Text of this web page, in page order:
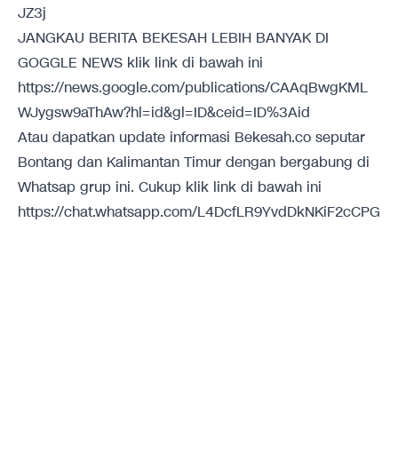
JZ3j
JANGKAU BERITA BEKESAH LEBIH BANYAK DI
GOGGLE NEWS klik link di bawah ini
https://news.google.com/publications/CAAqBwgKML
WJygsw9aThAw?hl=id&gl=ID&ceid=ID%3Aid
Atau dapatkan update informasi Bekesah.co seputar
Bontang dan Kalimantan Timur dengan bergabung di
Whatsap grup ini. Cukup klik link di bawah ini
https://chat.whatsapp.com/L4DcfLR9YvdDkNKiF2cCPG